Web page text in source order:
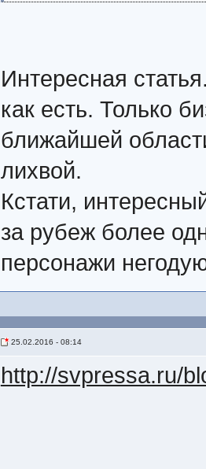
Интересная
как есть. Только
ближайшей
лихвой.
Кстати,
за рубеж более
персонажи
25.02.2016 - 08:14
http://svpressa.ru/